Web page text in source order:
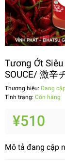
Tương Ớt Siêu
SOUCE/ 激辛
Thương hiệu: Đang
Tình trạng: Còn hàng
¥510
Mô tả đang cập